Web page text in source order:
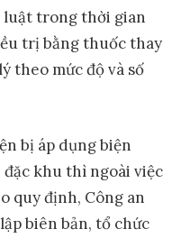
luật trong thời gian
trị bằng thuốc thay
theo mức độ và số
bị áp dụng biện
đặc khu thì ngoài việc
quy định, Công an
biên bản, tổ chức